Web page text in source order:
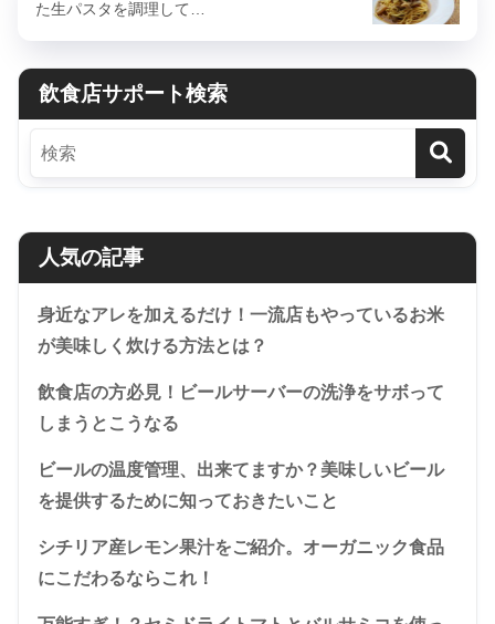
た生パスタを調理して…
飲食店サポート検索
人気の記事
身近なアレを加えるだけ！一流店もやっているお米
が美味しく炊ける方法とは？
飲食店の方必見！ビールサーバーの洗浄をサボって
しまうとこうなる
ビールの温度管理、出来てますか？美味しいビール
を提供するために知っておきたいこと
シチリア産レモン果汁をご紹介。オーガニック食品
にこだわるならこれ！